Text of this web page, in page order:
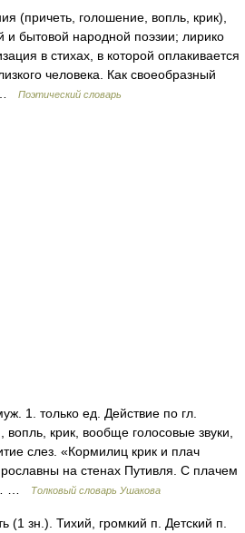
(причеть, голошение, вопль, крик),
и бытовой народной поэзии; лирико
в стихах, в которой оплакивается
человека. Как своеобразный
…
Поэтический словарь
1. только ед. Действие по гл.
вопль, крик, вообще голосовые звуки,
слез. «Кормилиц крик и плач
на стенах Путивля. С плачем
…
Толковый словарь Ушакова
(1 зн.). Тихий, громкий п. Детский п.